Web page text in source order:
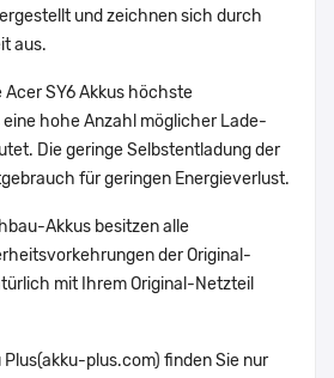
und zeichnen sich durch
aus.
SY6 Akkus höchste
hohe Anzahl möglicher Lade-
Die geringe Selbstentladung der
für geringen Energieverlust.
Akkus besitzen alle
der Original-
mit Ihrem Original-Netzteil
Plus(akku-plus.com) finden Sie nur